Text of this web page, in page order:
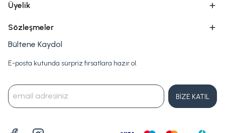
Üyelik
Sözleşmeler
Bültene Kaydol
E-posta kutunda sürpriz fırsatlara hazır ol.
BİZE KATIL